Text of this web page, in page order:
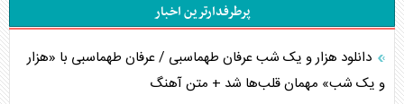
پرطرفدارترین اخبار
دانلود هزار و یک شب عرفان طهماسبی / عرفان طهماسبی با «هزار
و یک شب» مهمان قلب‌ها شد + متن آهنگ